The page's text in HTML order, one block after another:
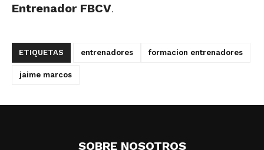
Entrenador FBCV.
ETIQUETAS entrenadores formacion entrenadores
jaime marcos
SOBRE NOSOTROS